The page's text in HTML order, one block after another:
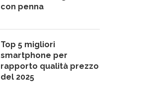
con penna
Top 5 migliori
smartphone per
rapporto qualità prezzo
del 2025